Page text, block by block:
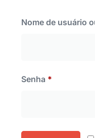
Nome de usuário
Senha *